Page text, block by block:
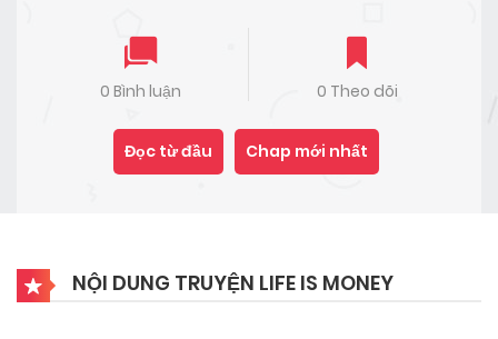
0 Bình luận 0 Theo dõi
Đọc từ đầu Chap mới nhất
NỘI DUNG TRUYỆN LIFE IS MONEY